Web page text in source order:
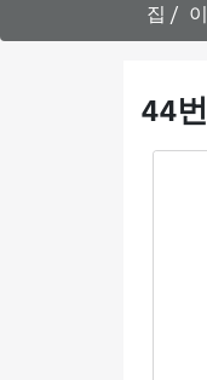
집
44